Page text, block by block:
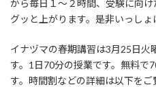
から毎日１～２時間、受験に向
グッと上がります。是非いっしょ
イナヅマの春期講習は3月25日火
す。1日70分の授業です。無料で
す。時間割などの詳細は以下をご